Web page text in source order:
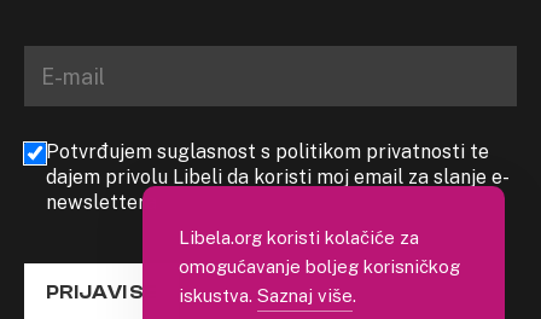
Potvrđujem suglasnost s politikom privatnosti te
dajem privolu Libeli da koristi moj email za slanje e-
newslettera
PRIJAVI SE
Libela.org koristi kolačiće za
omogućavanje boljeg korisničkog
iskustva. Saznaj više.